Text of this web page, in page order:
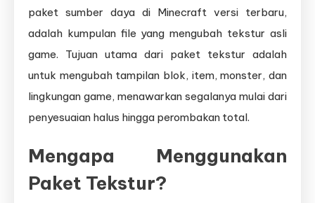
paket sumber daya di Minecraft versi terbaru,
adalah kumpulan file yang mengubah tekstur asli
game. Tujuan utama dari paket tekstur adalah
untuk mengubah tampilan blok, item, monster, dan
lingkungan game, menawarkan segalanya mulai dari
penyesuaian halus hingga perombakan total.
Mengapa Menggunakan
Paket Tekstur?